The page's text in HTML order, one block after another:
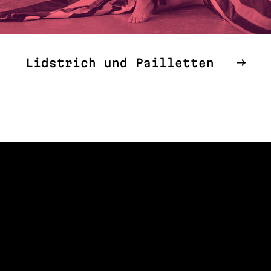
Lidstrich und Pailletten